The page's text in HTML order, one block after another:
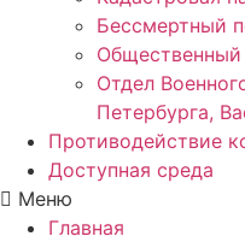
Бессмертный
Общественный
Отдел
Петербурга,
Противодействие
Доступная среда
Меню
Главная